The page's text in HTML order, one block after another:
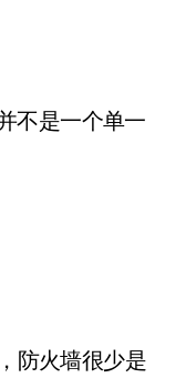
是一个单一
火墙很少是